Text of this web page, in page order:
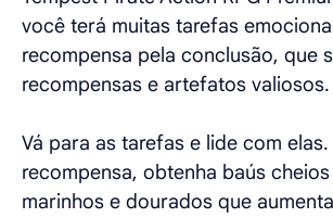
você terá muitas tarefas
recompensa pela conclusão, que
recompensas e artefatos valiosos.
Vá para as tarefas e lide com
recompensa, obtenha baús
marinhos e dourados que